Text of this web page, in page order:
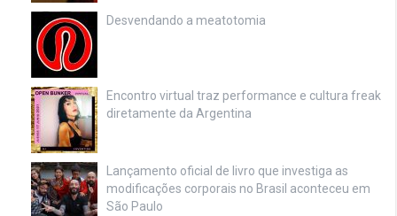
Desvendando a meatotomia
Encontro virtual traz performance e cultura freak
diretamente da Argentina
Lançamento oficial de livro que investiga as
modificações corporais no Brasil aconteceu em
São Paulo